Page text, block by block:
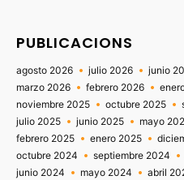
PUBLICACIONS
agosto 2026 julio 2026 junio
marzo 2026
febrero 2026
noviembre 2025
octubre 2025
julio 2025
junio 2025 mayo
febrero 2025
enero 2025
octubre 2024
septiembre 2024
junio 2024
mayo 2024 abril